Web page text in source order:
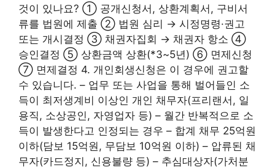
것이 있나요? ① 공개신청서, 상환계획서, 구비서
류를 법원에 제출 ② 법원 심리 → 시정명령·권고
또는 개시결정 ③ 채권자집회 → 채권자 항소 ④
승인결정 ⑤ 상환금액 상환(*3~5년) ⑥ 면제신청
⑦ 면제결정 4. 개인회생신청은 이 경우에 권고할
수 있습니다. – 업무 또는 사업을 통해 벌어들인 소
득이 최저생계비 이상인 개인 채무자(프리랜서, 일
용직, 소상공인, 자영업자 등) – 월간 반복적으로 소
득이 발생한다고 인정되는 경우 – 합계 채무 25억원
이하(담보 15억원, 무담보 10억원 이하) – 압류된 채
무자(카드정지, 신용불량 등) – 추심대상자(가처분